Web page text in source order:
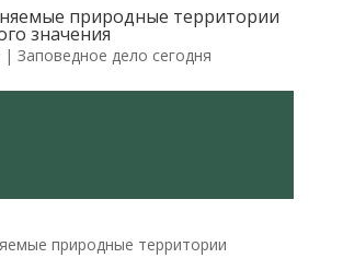
природные территории
значения
| Заповедное дело сегодня
природные территории